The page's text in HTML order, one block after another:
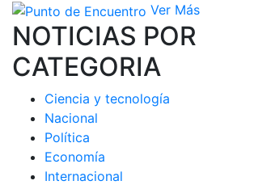
Ver Más
NOTICIAS POR
CATEGORIA
Ciencia y tecnología
Nacional
Política
Economía
Internacional